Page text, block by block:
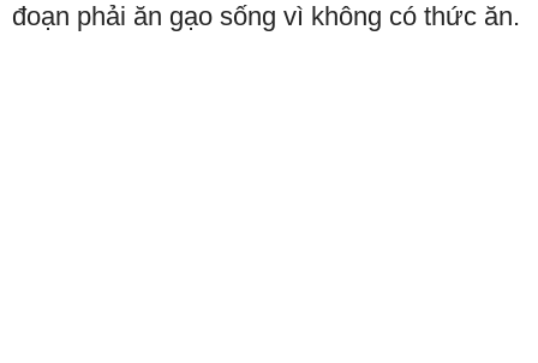
đoạn phải ăn gạo sống vì không có thức ăn.